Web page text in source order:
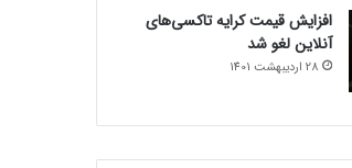
افزایش قیمت کرایه تاکسی‌های
آنلاین لغو شد
28 اردیبهشت 1401